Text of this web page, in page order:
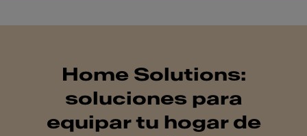
Home Solutions:
soluciones para
equipar tu hogar de